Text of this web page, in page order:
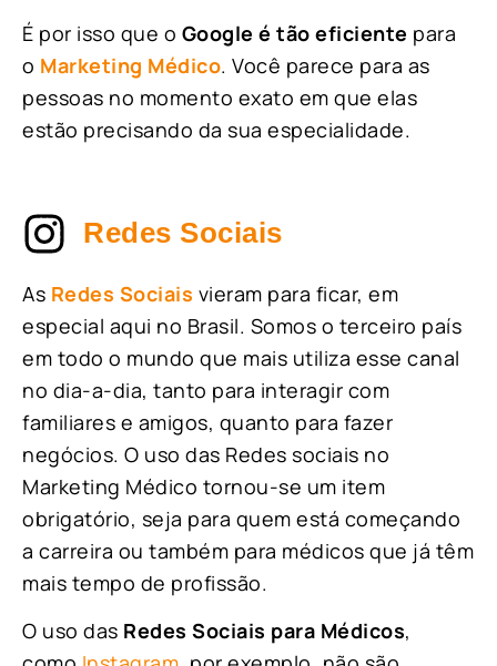
É por isso que o Google é tão eficiente para
o Marketing Médico. Você parece para as
pessoas no momento exato em que elas
estão precisando da sua especialidade.
Redes Sociais
As Redes Sociais vieram para ficar, em
especial aqui no Brasil. Somos o terceiro país
em todo o mundo que mais utiliza esse canal
no dia-a-dia, tanto para interagir com
familiares e amigos, quanto para fazer
negócios. O uso das Redes sociais no
Marketing Médico tornou-se um item
obrigatório, seja para quem está começando
a carreira ou também para médicos que já têm
mais tempo de profissão.
O uso das Redes Sociais para Médicos,